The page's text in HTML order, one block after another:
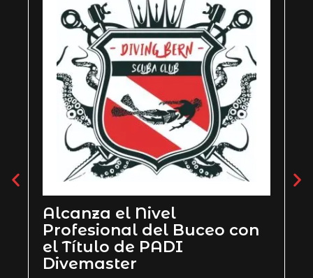
PADI Rescue Diver
Categorías Cursos de Buceo PADI
Adultos